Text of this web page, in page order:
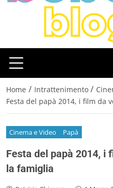
Home / Intrattenimento /
Festa del papà 2014, i film da
Cinema e Video Papà
Festa del papà 2014, i
la famiglia